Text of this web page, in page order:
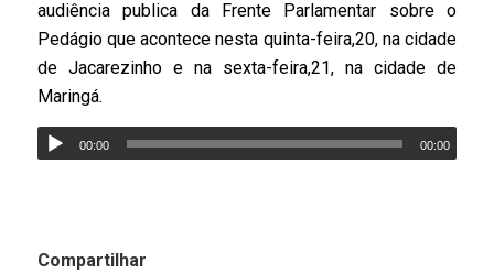
audiência publica da Frente Parlamentar sobre o
Pedágio que acontece nesta quinta-feira,20, na cidade
de Jacarezinho e na sexta-feira,21, na cidade de
Maringá.
00:00 00:00
Compartilhar